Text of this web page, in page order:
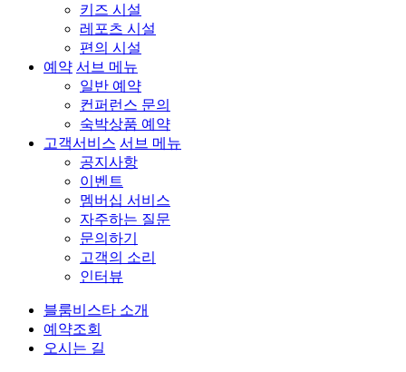
키즈 시설
레포츠 시설
편의 시설
예약 서브 메뉴
일반 예약
컨퍼런스 문의
숙박상품 예약
고객서비스 서브 메뉴
공지사항
이벤트
멤버십 서비스
자주하는 질문
문의하기
고객의 소리
인터뷰
블룸비스타 소개
예약조회
오시는 길